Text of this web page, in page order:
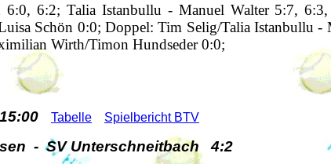
6:2; Talia Istanbullu - Manuel Walter 5:7,
Schön 0:0; Doppel: Tim Selig/Talia Istanbullu -
Wirth/Timon Hundseder 0:0;
Tabelle Spielbericht BTV
- SV Unterschneitbach 4:2